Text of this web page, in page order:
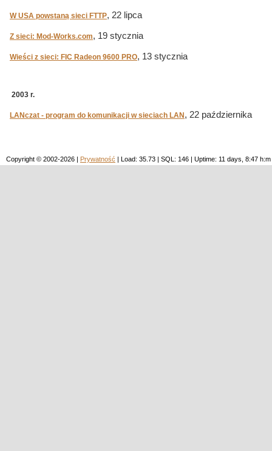
W USA powstaną sieci FTTP, 22 lipca
Z sieci: Mod-Works.com, 19 stycznia
Wieści z sieci: FIC Radeon 9600 PRO, 13 stycznia
2003 r.
LANczat - program do komunikacji w sieciach LAN , 22 października
Copyright © 2002-2026 | Prywatność | Load: 35.73 | SQL: 146 | Uptime: 11 days, 8:47